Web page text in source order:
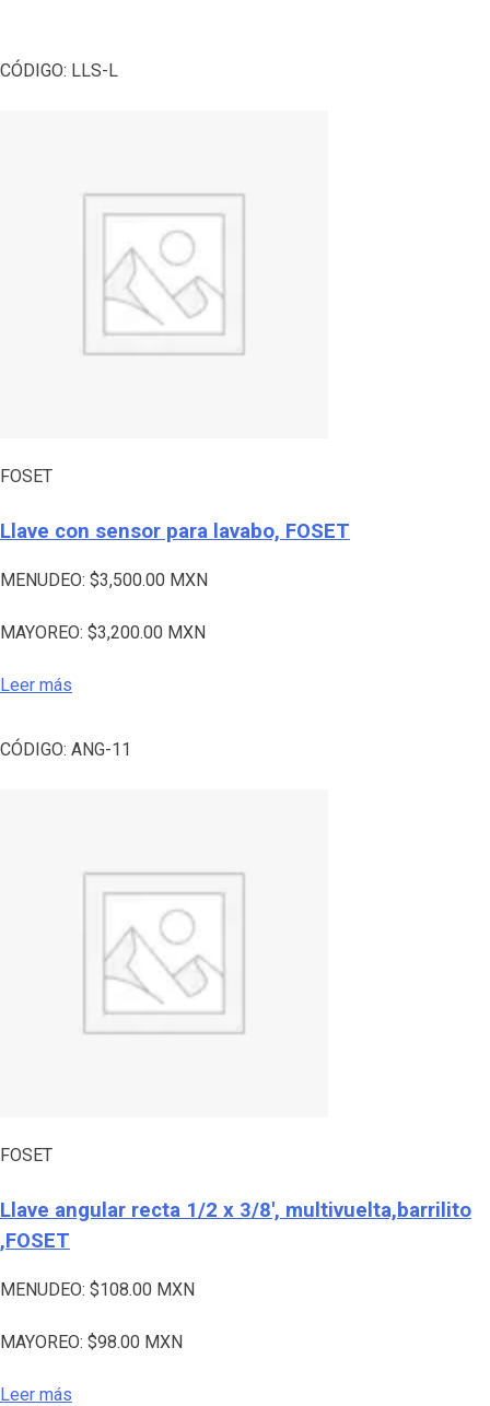
CÓDIGO: LLS-L
FOSET
Llave con sensor para lavabo, FOSET
MENUDEO: $3,500.00 MXN
MAYOREO: $3,200.00 MXN
Leer más
CÓDIGO: ANG-11
FOSET
Llave angular recta 1/2 x 3/8′, multivuelta,barrilito
,FOSET
MENUDEO: $108.00 MXN
MAYOREO: $98.00 MXN
Leer más